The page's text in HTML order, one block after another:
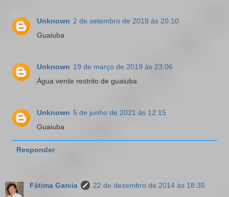
Unknown 2 de setembro de 2018 às 20:10
Guaiuba
Unknown 19 de março de 2019 às 23:06
Água verde restrito de guaiuba
Unknown 5 de junho de 2021 às 12:15
Guaiuba
Responder
Fátima Garcia
22 de dezembro de 2014 às 18:35